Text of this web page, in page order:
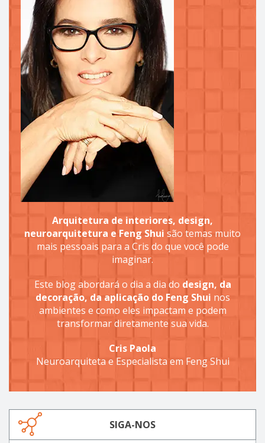
Arquitetura de interiores, design,
neuroarquitetura e Feng Shui são temas muito
mais pessoais para a Cris do que você pode
imaginar.
Este blog abordará o dia a dia do design, da
decoração, da aplicação do Feng Shui nos
ambientes e como eles impactam e podem
transformar diretamente sua vida.
Cris Paola
Neuroarquiteta e Especialista em Feng Shui
SIGA-NOS